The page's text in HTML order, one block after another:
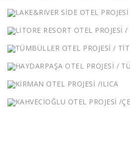
LAKE&RIVER SİDE OTEL
LİTORE RESORT OTEL PROJESİ
TÜMBÜLLER OTEL PROJESİ /
HAYDARPAŞA OTEL PROJESİ /
KİRMAN OTEL PROJESİ /ILICA
KAHVECİOĞLU OTEL PROJESİ /